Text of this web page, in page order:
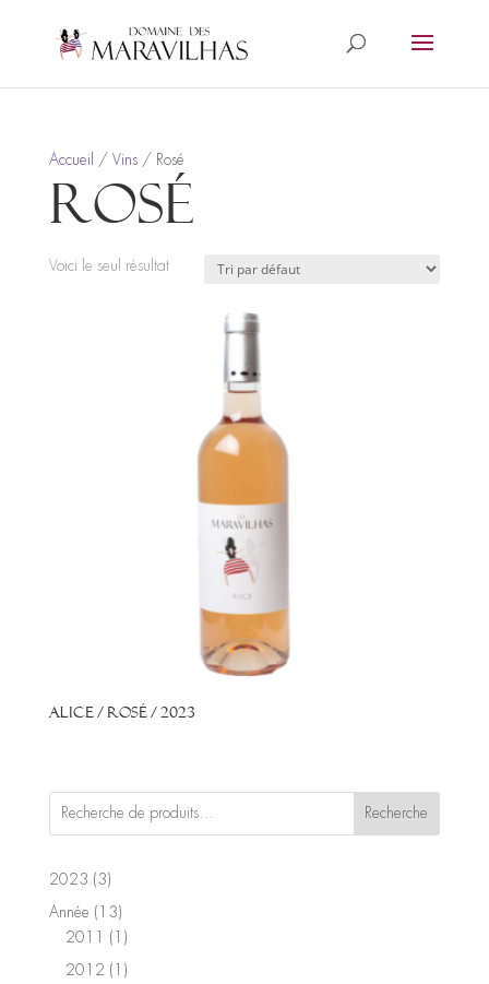
Accueil / Vins/ Rosé
Rosé
Voici le seul résultat
Alice / Rosé / 2023
Recherche
2023 33
produits
Année 1313
produits
2011 1 1
produit
2012 1 1